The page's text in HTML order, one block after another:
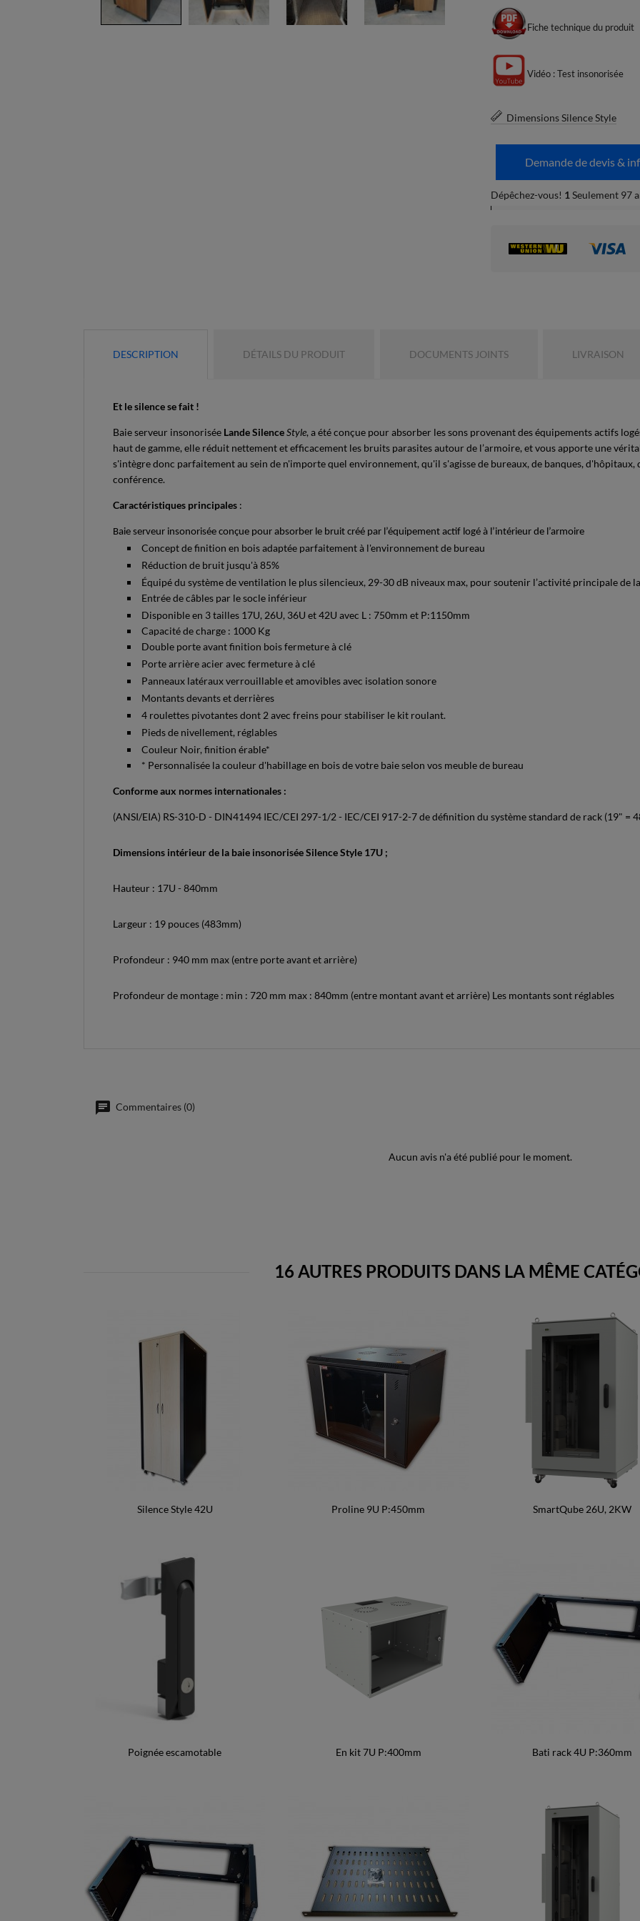
Fiche technique du produit
Vidéo : Test insonorisée
Dimensions Silence Style
Demande de devis &
Dépêchez-vous! 1 Seulement 97
DESCRIPTION DÉTAILS DU PRODUIT DOCUMENTS JOINTS LIVRAISON
Et le silence se fait !
Baie serveur insonorisée Lande SilenceStyle, a été conçue pour absorber les sons provenant des équipements actifs
haut de gamme, elle réduit nettement et efficacement les bruits parasites autour de l’armoire, et vous apporte une
s'intègre donc parfaitement au sein de n'importe quel environnement, qu'il s'agisse de bureaux, de banques,
conférence.
Caractéristiques principales :
Baie serveur insonorisée conçue pour absorber le bruit créé par l’équipement actif logé à l’intérieur de l’armoire
Concept de finition en bois adaptée parfaitement à l'environnement de bureau
Réduction de bruit jusqu'à 85%
Équipé du système de ventilation le plus silencieux, 29-30 dB niveaux max, pour soutenir l’activité principale
Entréede câbles par le socle inférieur
Disponible en 3 tailles 17U, 26U, 36U et 42U avec L : 750mm et P:1150mm
Capacité de charge : 1000 Kg
Double porte avant finition bois fermeture à clé
Porte arrière acier avec fermeture à clé
Panneaux latéraux verrouillable et amovibles avec isolation sonore
Montants devants et derrières
4 roulettes pivotantes dont 2 avec freins pour stabiliser le kit roulant.
Pieds de nivellement, réglables
Couleur Noir, finition érable*
* Personnalisée la couleur d'habillage en bois de votre baie selon vos meuble de bureau
Conforme aux normes internationales :
(ANSI/EIA) RS-310-D - DIN41494 IEC/CEI 297-1/2 - IEC/CEI 917-2-7 de définition du système standard de rack (19" =
Dimensions intérieur de la baie insonorisée Silence Style 17U ;
Hauteur : 17U - 840mm
Largeur : 19 pouces (483mm)
Profondeur : 940 mm max (entre porte avant et arrière)
Profondeur de montage : min : 720 mm max : 840mm (entre montant avant et arrière) Les montants sont réglables
Commentaires (0)
Aucun avis n'a été publié pour le moment.
16 AUTRES PRODUITS DANS LA MÊME
Silence Style 42U Proline 9U P:450mm SmartQube 26U, 2KW
Poignée escamotable En kit 7U P:400mm Bati rack 4U P:360mm